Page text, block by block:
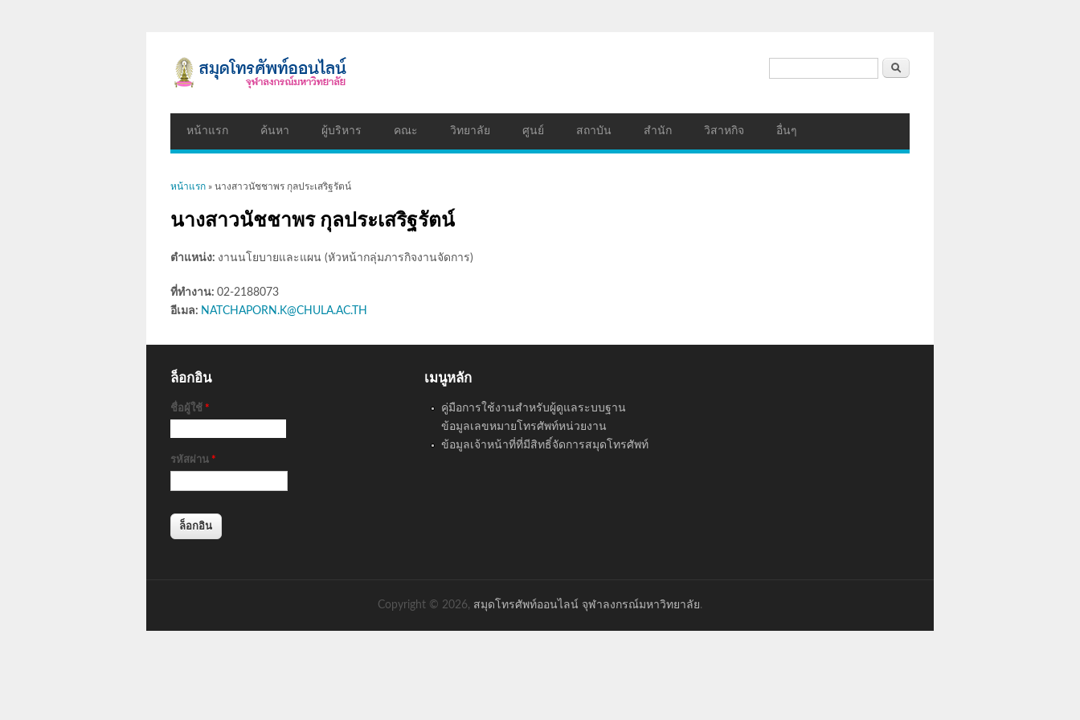
ค้นหา
หน้าแรก ค้นหา ผู้บริหาร คณะ วิทยาลัย ศูนย์ สถาบัน สำนัก วิสาหกิจ อื่นๆ
คุณอยู่ที่นี่
หน้าแรก » นางสาวนัชชาพร กุลประเสริฐรัตน์
นางสาวนัชชาพร กุลประเสริฐรัตน์
ตำแหน่ง: งานนโยบายและแผน (หัวหน้ากลุ่มภารกิจงานจัดการ)
ที่ทำงาน: 02-2188073
อีเมล: NATCHAPORN.K@CHULA.AC.TH
ล็อกอิน
ชื่อผู้ใช้ *
รหัสผ่าน *
เมนูหลัก
คู่มือการใช้งานสำหรับผู้ดูแลระบบฐาน
ข้อมูลเลขหมายโทรศัพท์หน่วยงาน
ข้อมูลเจ้าหน้าที่ที่มีสิทธิ์จัดการสมุดโทรศัพท์
Copyright © 2026, สมุดโทรศัพท์ออนไลน์ จุฬาลงกรณ์มหาวิทยาลัย.